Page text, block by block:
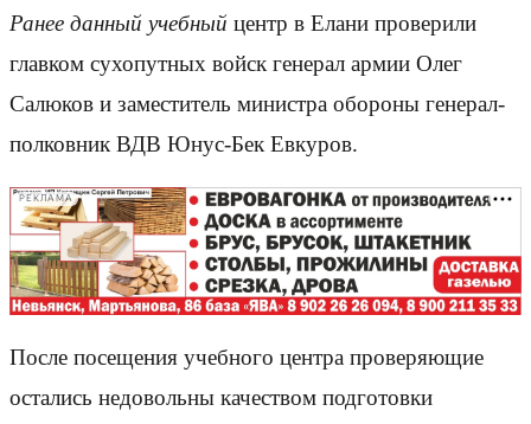
Ранее данный учебный центр в Елани проверили
главком сухопутных войск генерал армии Олег
Салюков и заместитель министра обороны генерал-
полковник ВДВ Юнус-Бек Евкуров.
РЕКЛАМА
После посещения учебного центра проверяющие
остались недовольны качеством подготовки